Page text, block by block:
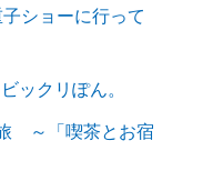
」でデトックス
身体が整えられ
ショーに行って
ックリぽん。
～「喫茶とお宿